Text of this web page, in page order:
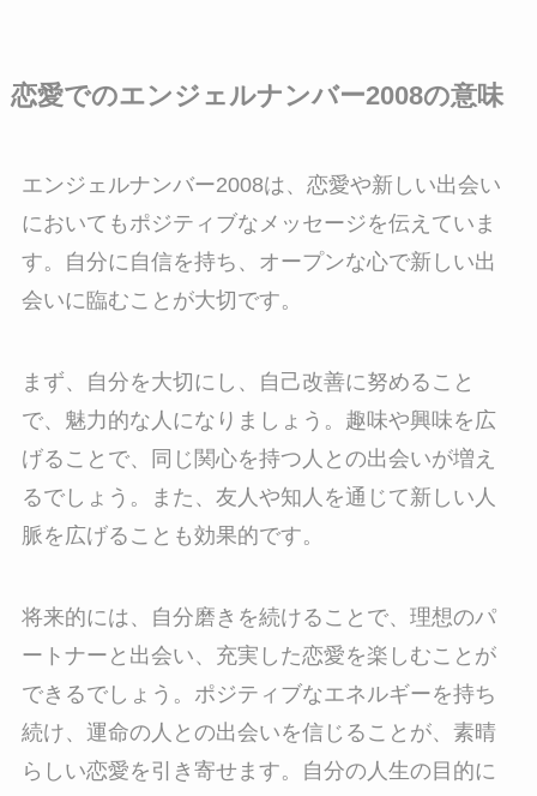
恋愛でのエンジェルナンバー2008の意味
エンジェルナンバー2008は、恋愛や新しい出会い
においてもポジティブなメッセージを伝えていま
す。自分に自信を持ち、オープンな心で新しい出
会いに臨むことが大切です。
まず、自分を大切にし、自己改善に努めること
で、魅力的な人になりましょう。趣味や興味を広
げることで、同じ関心を持つ人との出会いが増え
るでしょう。また、友人や知人を通じて新しい人
脈を広げることも効果的です。
将来的には、自分磨きを続けることで、理想のパ
ートナーと出会い、充実した恋愛を楽しむことが
できるでしょう。ポジティブなエネルギーを持ち
続け、運命の人との出会いを信じることが、素晴
らしい恋愛を引き寄せます。自分の人生の目的に